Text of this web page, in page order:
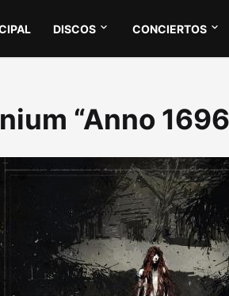
DISCOS CONCIERTOS
“Anno